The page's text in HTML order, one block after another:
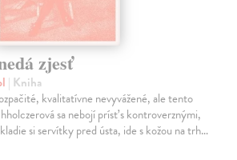
zjesť
| Kniha
kvalitatívne nevyvážené, ale tento
sa nebojí prísť s kontroverznými,
si servítky pred ústa, ide s kožou na trh…